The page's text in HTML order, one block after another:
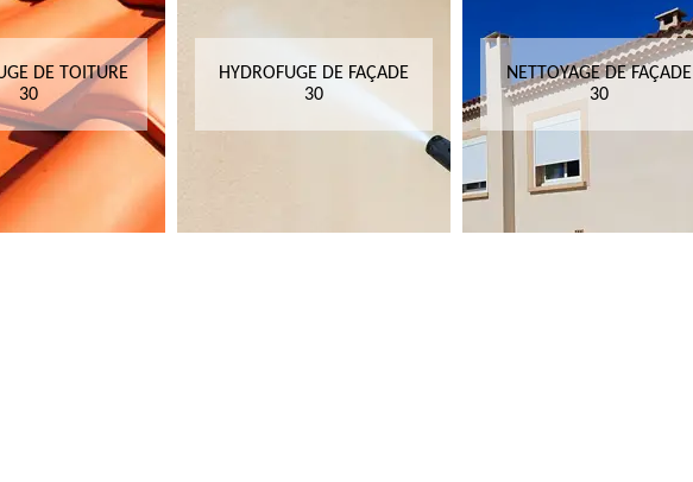
DE TOITURE
30
HYDROFUGE DE FAÇADE
30
NETTOYAGE DE FAÇADE
30